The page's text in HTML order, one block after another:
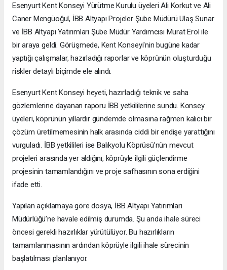
Esenyurt Kent Konseyi Yürütme Kurulu üyeleri Ali Korkut ve Ali
Caner Mengüoğul, İBB Altyapı Projeler Şube Müdürü Ulaş Sunar
ve İBB Altyapı Yatırımları Şube Müdür Yardımcısı Murat Erol ile
bir araya geldi. Görüşmede, Kent Konseyi'nin bugüne kadar
yaptığı çalışmalar, hazırladığı raporlar ve köprünün oluşturduğu
riskler detaylı biçimde ele alındı.
Esenyurt Kent Konseyi heyeti, hazırladığı teknik ve saha
gözlemlerine dayanan raporu İBB yetkililerine sundu. Konsey
üyeleri, köprünün yıllardır gündemde olmasına rağmen kalıcı bir
çözüm üretilmemesinin halk arasında ciddi bir endişe yarattığını
vurguladı. İBB yetkilileri ise Balıkyolu Köprüsü’nün mevcut
projeleri arasında yer aldığını, köprüyle ilgili güçlendirme
projesinin tamamlandığını ve proje safhasının sona erdiğini
ifade etti.
Yapılan açıklamaya göre dosya, İBB Altyapı Yatırımları
Müdürlüğü’ne havale edilmiş durumda. Şu anda ihale süreci
öncesi gerekli hazırlıklar yürütülüyor. Bu hazırlıkların
tamamlanmasının ardından köprüyle ilgili ihale sürecinin
başlatılması planlanıyor.